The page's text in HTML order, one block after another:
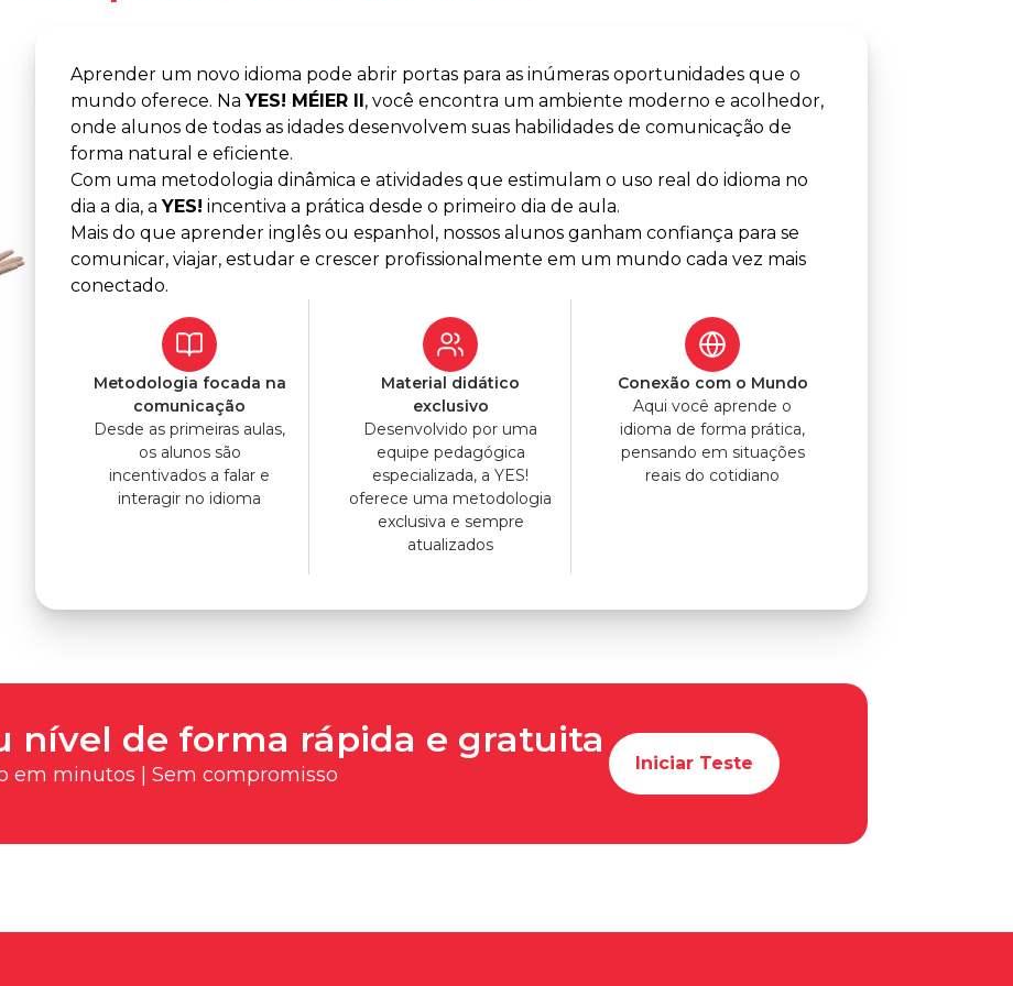
Aprender um novo idioma pode abrir portas para as inúmeras oportunidades que o
mundo oferece. NaYES! MÉIER II, você encontra um ambiente moderno e acolhedor,
onde alunos de todas as idades desenvolvem suas habilidades de comunicação de
forma natural e eficiente.
Com uma metodologia dinâmica e atividades que estimulam o uso real do idioma no
dia a dia, aYES! incentiva a prática desde o primeiro dia de aula.
Mais do que aprender inglês ou espanhol, nossos alunos ganham confiança para se
comunicar, viajar, estudar e crescer profissionalmente em um mundo cada vez mais
conectado.
Metodologia focada na
comunicação
Desde as primeiras aulas,
os alunos são
incentivados a falar e
interagir no idioma
Material didático
exclusivo
Desenvolvido por uma
equipe pedagógica
especializada, a YES!
oferece uma metodologia
exclusiva e sempre
atualizados
Conexão com o Mundo
Aqui você aprende o
idioma de forma prática,
pensando em situações
reais do cotidiano
nível de forma rápida e gratuita
em minutos | Sem compromisso Iniciar Teste